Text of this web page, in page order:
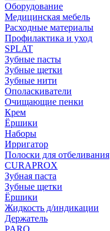
Оборудование
Медицинская мебель
Расходные материалы
Профилактика и уход
SPLAT
Зубные пасты
Зубные щетки
Зубные нити
Ополаскиватели
Очищающие пенки
Крем
Ёршики
Наборы
Ирригатор
Полоски для отбеливания
CURAPROX
Зубная паста
Зубные щетки
Ёршики
Жидкость д/индикации
Держатель
PARO